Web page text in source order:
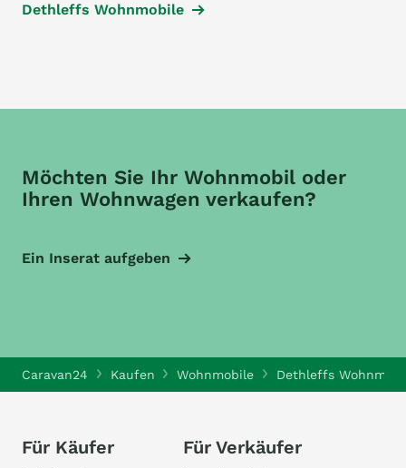
Dethleffs Wohnmobile
Möchten Sie Ihr Wohnmobil oder
Ihren Wohnwagen verkaufen?
Ein Inserat aufgeben
Caravan24 Kaufen Wohnmobile Dethleffs
Für Käufer Für Verkäufer